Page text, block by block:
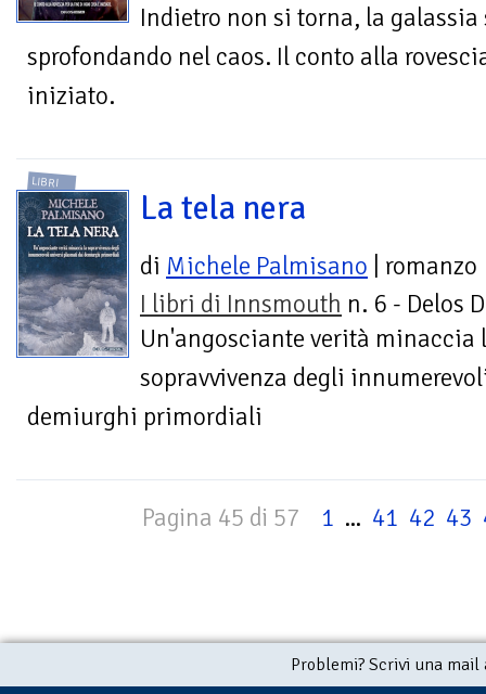
Indietro non si torna, la galassia
sprofondando nel caos. Il conto alla
iniziato.
LIBRI
La tela nera
di Michele Palmisano | romanzo
I libri di Innsmouth n. 6 - Delos
Un'angosciante verità minaccia
sopravvivenza degli
demiurghi primordiali
Pagina 45 di 57 1 ... 41 42 43
Problemi? Scrivi una